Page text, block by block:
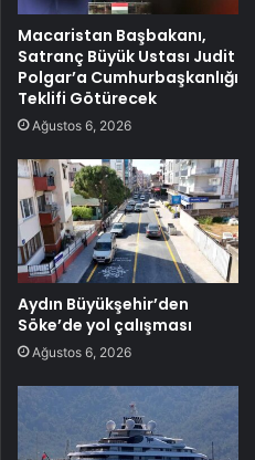
Macaristan Başbakanı,
Satranç Büyük Ustası Judit
Polgar’a Cumhurbaşkanlığı
Teklifi Götürecek
Ağustos 6, 2026
Aydın Büyükşehir’den
Söke’de yol çalışması
Ağustos 6, 2026